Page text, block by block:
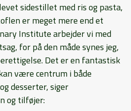
sidestillet med ris og pasta,
er meget mere end et
Institute arbejder vi med
for på den måde synes jeg,
Det er en fantastisk
være centrum i både
desserter, siger
og tilføjer: